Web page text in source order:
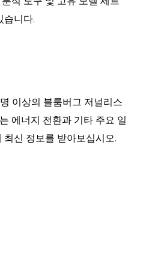
습니다.
이상의 블룸버그 저널리스
에너지 전환과 기타 주요 일
최신 정보를 받아보십시오.